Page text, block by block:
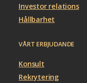
Investor relations
Hållbarhet
VÅRT ERBJUDANDE
Konsult
Rekrytering